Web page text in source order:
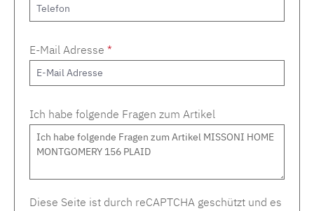
E-Mail Adresse *
Ich habe folgende Fragen zum Artikel
Diese Seite ist durch reCAPTCHA geschützt und es